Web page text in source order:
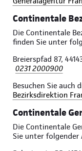
Continentale
Die Continentale
finden Sie unter
Breierspfad 87,
0231 2000900
Besuchen Sie auch
Bezirksdirektion
Continentale
Die Continentale
Sie unter folgender